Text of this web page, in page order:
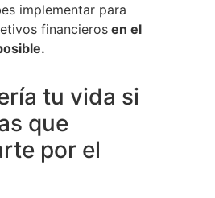
implementar para
financieros en el
tu vida si
que
por el